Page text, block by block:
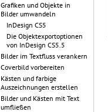
Grafiken und Objekte in
Bilder umwandeln
InDesign CS5
Die Objektexportoptionen
von InDesign CS5.5
Bilder im Textfluss verankern
Coverbild vorbereiten
Kästen und farbige
Auszeichnungen erstellen
Bilder und Kästen mit Text
umfließen